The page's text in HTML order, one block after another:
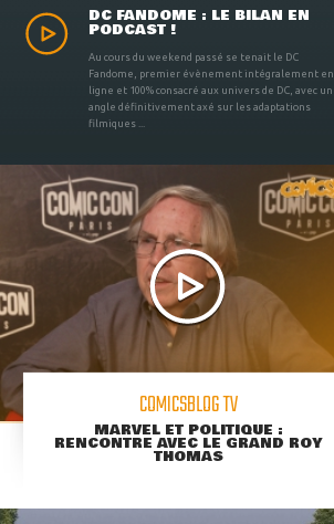
DC FANDOME : LE BILAN EN
PODCAST !
Au cours du weekend passé se tenait le DC
Fandome, premier évènement intégralement en
ligne et 100% consacré aux univers de DC, avec un
angle définitivement axé sur les adaptations
filmiques ...
COMICSBLOG TV
MARVEL ET POLITIQUE :
RENCONTRE AVEC LE GRAND ROY
THOMAS